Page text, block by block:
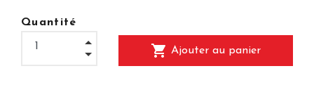
Quantité
shopping_cart Ajouter au panier